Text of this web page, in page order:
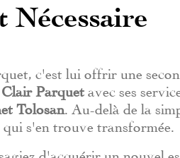
c'est lui offrir une
Clair Parquet avec ses
Tolosan . Au-delà de la
qui s'en trouve transformée.
d'acquérir un nouvel